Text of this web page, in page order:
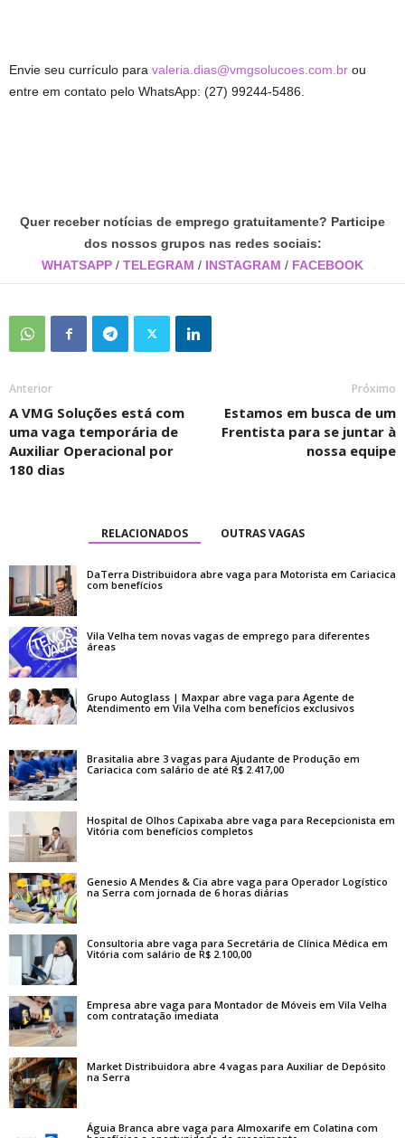
Envie seu currículo para valeria.dias@vmgsolucoes.com.br ou
entre em contato pelo WhatsApp: (27) 99244-5486.
Quer receber notícias de emprego gratuitamente? Participe
dos nossos grupos nas redes sociais:
WHATSAPP / TELEGRAM / INSTAGRAM / FACEBOOK
Anterior
A VMG Soluções está com
uma vaga temporária de
Auxiliar Operacional por
180 dias
Próximo
Estamos em busca de um
Frentista para se juntar à
nossa equipe
RELACIONADOS OUTRAS VAGAS
DaTerra Distribuidora abre vaga para Motorista em Cariacica
com benefícios
Vila Velha tem novas vagas de emprego para diferentes
áreas
Grupo Autoglass | Maxpar abre vaga para Agente de
Atendimento em Vila Velha com benefícios exclusivos
Brasitalia abre 3 vagas para Ajudante de Produção em
Cariacica com salário de até R$ 2.417,00
Hospital de Olhos Capixaba abre vaga para Recepcionista em
Vitória com benefícios completos
Genesio A Mendes & Cia abre vaga para Operador Logístico
na Serra com jornada de 6 horas diárias
Consultoria abre vaga para Secretária de Clínica Médica em
Vitória com salário de R$ 2.100,00
Empresa abre vaga para Montador de Móveis em Vila Velha
com contratação imediata
Market Distribuidora abre 4 vagas para Auxiliar de Depósito
na Serra
Águia Branca abre vaga para Almoxarife em Colatina com